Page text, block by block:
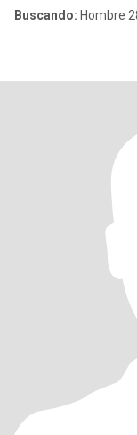
Buscando: Hombre